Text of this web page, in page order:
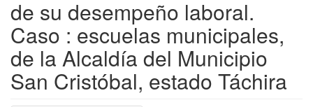
de su desempeño laboral.
Caso : escuelas municipales,
de la Alcaldía del Municipio
San Cristóbal, estado Táchira